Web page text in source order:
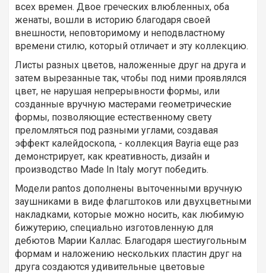
всех времен. Двое греческих влюбленных, оба
женаты, вошли в историю благодаря своей
внешности, неповторимому и неподвластному
времени стилю, который отличает и эту коллекцию.
Листы разных цветов, наложенные друг на друга и
затем вырезанные так, чтобы под ними проявлялся
цвет, не нарушая непрерывности формы, или
созданные вручную мастерами геометрические
формы, позволяющие естественному свету
преломляться под разными углами, создавая
эффект калейдоскопа, - коллекция Bayria еще раз
демонстрирует, как креативность, дизайн и
производство Made In Italy могут победить.
Модели pantos дополнены выточенными вручную
заушниками в виде флагштоков или двухцветными
накладками, которые можно носить, как любимую
бижутерию, специально изготовленную для
дебютов Марии Каллас. Благодаря шестиугольным
формам и наложению нескольких пластин друг на
друга создаются удивительные цветовые